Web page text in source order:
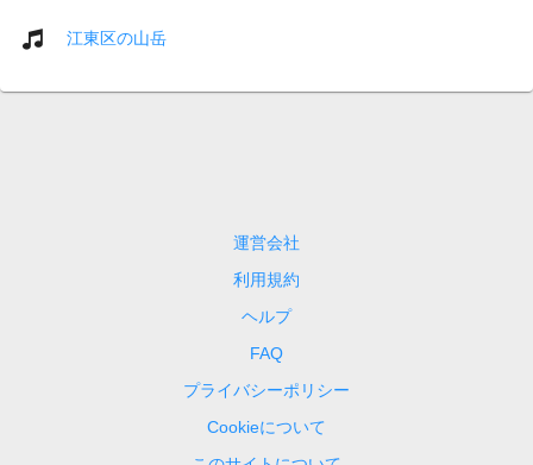
江東区の山岳
運営会社
利用規約
ヘルプ
FAQ
プライバシーポリシー
Cookieについて